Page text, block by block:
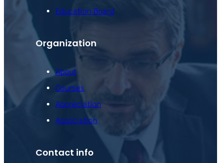
Education Board
Organization
About
Courses
Appreciation
Association
Contact info